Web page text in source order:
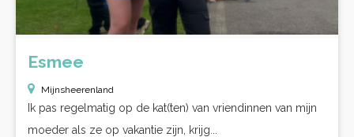
Esmee
Mijnsheerenland
Ik pas regelmatig op de kat(ten) van vriendinnen van mijn
moeder als ze op vakantie zijn, krijg...